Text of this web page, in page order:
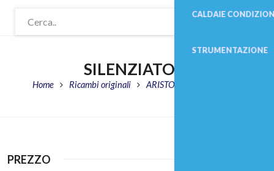
SILENZIATORI
Home Ricambi originali ARISTON
PREZZO